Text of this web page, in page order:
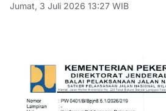
Jumat, 3 Juli 2026 13:27 WIB